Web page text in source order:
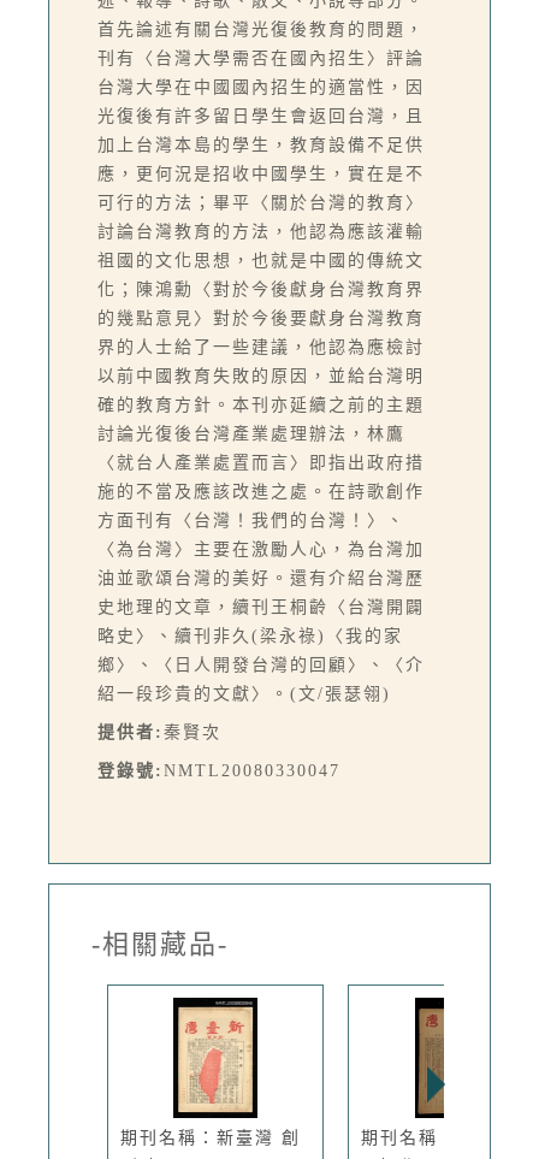
首先論述有關台灣光復後教育的問題，
刊有〈台灣大學需否在國內招生〉評論
台灣大學在中國國內招生的適當性，因
光復後有許多留日學生會返回台灣，且
加上台灣本島的學生，教育設備不足供
應，更何況是招收中國學生，實在是不
可行的方法；畢平〈關於台灣的教育〉
討論台灣教育的方法，他認為應該灌輸
祖國的文化思想，也就是中國的傳統文
化；陳鴻勳〈對於今後獻身台灣教育界
的幾點意見〉對於今後要獻身台灣教育
界的人士給了一些建議，他認為應檢討
以前中國教育失敗的原因，並給台灣明
確的教育方針。本刊亦延續之前的主題
討論光復後台灣產業處理辦法，林鷹
〈就台人產業處置而言〉即指出政府措
施的不當及應該改進之處。在詩歌創作
方面刊有〈台灣！我們的台灣！〉、
〈為台灣〉主要在激勵人心，為台灣加
油並歌頌台灣的美好。還有介紹台灣歷
史地理的文章，續刊王桐齡〈台灣開闢
略史〉、續刊非久(梁永祿)〈我的家
鄉〉、〈日人開發台灣的回顧〉、〈介
紹一段珍貴的文獻〉。(文/張瑟翎)
提供者: 秦賢次
登錄號: NMTL20080330047
-相關藏品-
期刊名稱：新臺灣 創
期刊名稱：新臺灣1